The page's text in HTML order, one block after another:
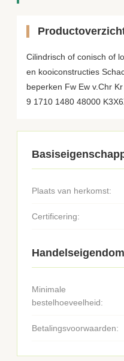
Cilindrisch of conisch of
en kooiconstructies
beperken Fw Ew v.Chr
9 1710 1480 48000
Plaats van herkomst:
Certificering:
Minimale
bestelhoeveelheid:
Betalingsvoorwaarden: